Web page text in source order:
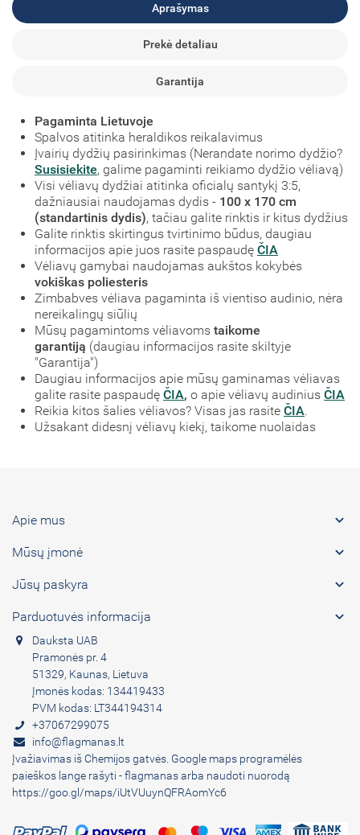
Aprašymas
Prekė detaliau
Garantija
Pagaminta Lietuvoje
Spalvos atitinka heraldikos reikalavimus
Įvairių dydžių pasirinkimas (Nerandate norimo dydžio?
Susisiekite, galime pagaminti reikiamo dydžio vėliavą)
Visi vėliavų dydžiai atitinka oficialų santykį 3:5,
dažniausiai naudojamas dydis - 100 x 170 cm
(standartinis dydis), tačiau galite rinktis ir kitus dydžius
Galite rinktis skirtingus tvirtinimo būdus, daugiau
informacijos apie juos rasite paspaudę ČIA
Vėliavų gamybai naudojamas aukštos kokybės
vokiškas poliesteris
Zimbabves vėliava pagaminta iš vientiso audinio, nėra
nereikalingų siūlių
Mūsų pagamintoms vėliavoms taikome
garantiją (daugiau informacijos rasite skiltyje
"Garantija")
Daugiau informacijos apie mūsų gaminamas vėliavas
galite rasite paspaudę ČIA, o apie vėliavų audinius ČIA
Reikia kitos šalies vėliavos? Visas jas rasite ČIA.
Užsakant didesnį vėliavų kiekį, taikome nuolaidas
Apie mus 
Mūsų įmonė 
Jūsų paskyra 
Parduotuvės informacija 
Dauksta UAB
Pramonės pr. 4
51329, Kaunas, Lietuva
Įmonės kodas: 134419433
PVM kodas: LT344194314
+37067299075
info@flagmanas.lt
Įvažiavimas iš Chemijos gatvės. Google maps programėlės
paieškos lange rašyti - flagmanas arba naudoti nuorodą
https://goo.gl/maps/iUtVUuynQFRAomYc6